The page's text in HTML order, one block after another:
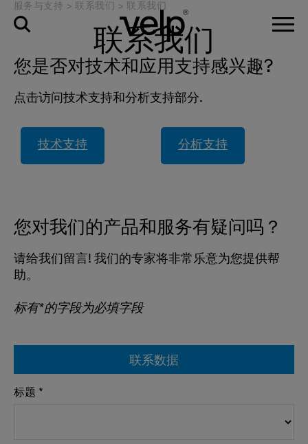
服务与支持 > 联系我们 > 联系我们
联系我们
您是否对技术和应用支持感兴趣?
点击访问技术支持和分析支持部分.
技术支持 分析支持
您对我们的产品和服务有疑问吗？
请给我们留言! 我们的专家将非常乐意为您提供帮
助。
标有*的字段为必填字段
联系数据
标题 *